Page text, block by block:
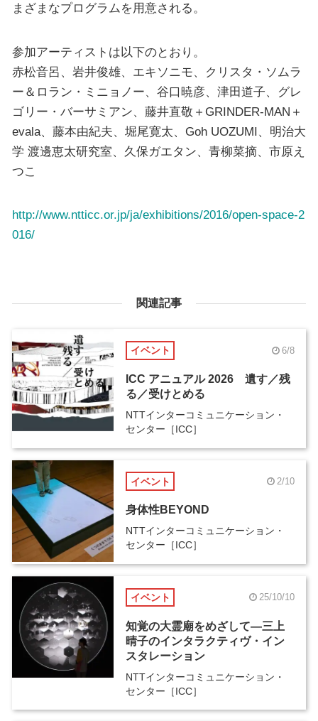
まざまなプログラムを用意される。
参加アーティストは以下のとおり。
赤松音呂、岩井俊雄、エキソニモ、クリスタ・ソムラ
ー＆ロラン・ミニョノー、谷口暁彦、津田道子、グレ
ゴリー・バーサミアン、藤井直敬＋GRINDER-MAN＋
evala、藤本由紀夫、堀尾寛太、Goh UOZUMI、明治大
学 渡邊恵太研究室、久保ガエタン、青柳菜摘、市原え
つこ
http://www.ntticc.or.jp/ja/exhibitions/2016/open-space-2
016/
関連記事
イベント 6/8
ICC アニュアル 2026 遺す／残
る／受けとめる
NTTインターコミュニケーション・
センター［ICC］
イベント 2/10
身体性BEYOND
NTTインターコミュニケーション・
センター［ICC］
イベント 25/10/10
知覚の大霊廟をめざして―三上
晴子のインタラクティヴ・イン
スタレーション
NTTインターコミュニケーション・
センター［ICC］